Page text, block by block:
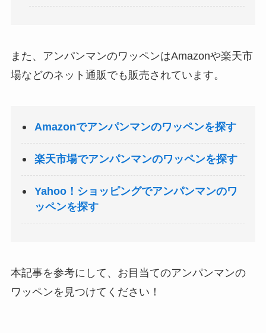
また、アンパンマンのワッペンはAmazonや楽天市
場などのネット通販でも販売されています。
Amazonでアンパンマンのワッペンを探す
楽天市場でアンパンマンのワッペンを探す
Yahoo！ショッピングでアンパンマンのワ
ッペンを探す
本記事を参考にして、お目当てのアンパンマンの
ワッペンを見つけてください！